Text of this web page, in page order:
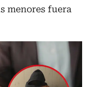
menores fuera